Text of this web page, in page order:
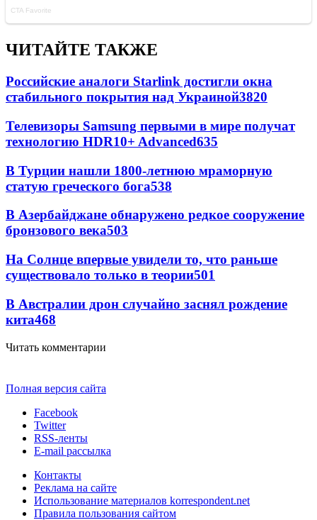
ЧИТАЙТЕ ТАКЖЕ
Российские аналоги Starlink достигли окна
стабильного покрытия над Украиной3820
Телевизоры Samsung первыми в мире получат
технологию HDR10+ Advanced635
В Турции нашли 1800-летнюю мраморную
статую греческого бога538
В Азербайджане обнаружено редкое сооружение
бронзового века503
На Солнце впервые увидели то, что раньше
существовало только в теории501
В Австралии дрон случайно заснял рождение
кита468
Читать комментарии
Полная версия сайта
Facebook
Twitter
RSS-ленты
E-mail рассылка
Контакты
Реклама на сайте
Использование материалов korrespondent.net
Правила пользования сайтом